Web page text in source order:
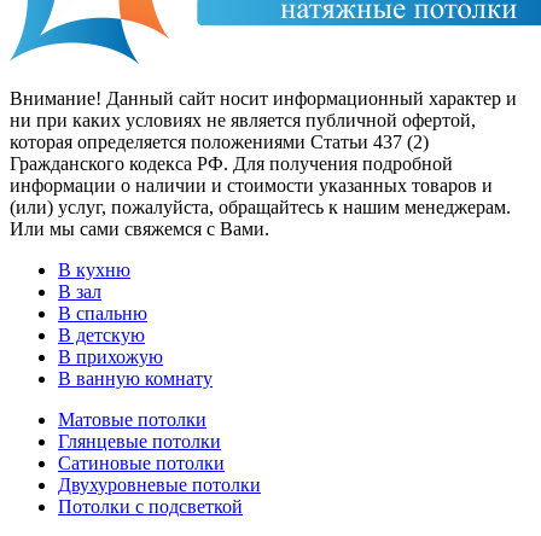
Внимание! Данный сайт носит информационный характер и
ни при каких условиях не является публичной офертой,
которая определяется положениями Статьи 437 (2)
Гражданского кодекса РФ. Для получения подробной
информации о наличии и стоимости указанных товаров и
(или) услуг, пожалуйста, обращайтесь к нашим менеджерам.
Или мы сами свяжемся с Вами.
В кухню
В зал
В спальню
В детскую
В прихожую
В ванную комнату
Матовые потолки
Глянцевые потолки
Сатиновые потолки
Двухуровневые потолки
Потолки с подсветкой